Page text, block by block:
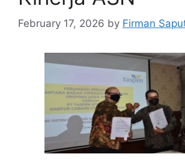
February 17, 2026 by Firman